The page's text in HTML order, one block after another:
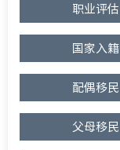
职业评估
国家入籍
配偶移民
父母移民